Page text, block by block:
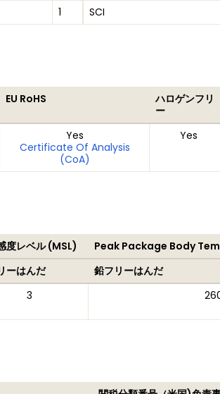
1
SCI
EU RoHS
ハロゲンフリ
ー
Yes
Certificate Of Analysis
(CoA)
Yes
度レベル (MSL) Peak Package Body
ーはんだ
鉛フリーはんだ
3